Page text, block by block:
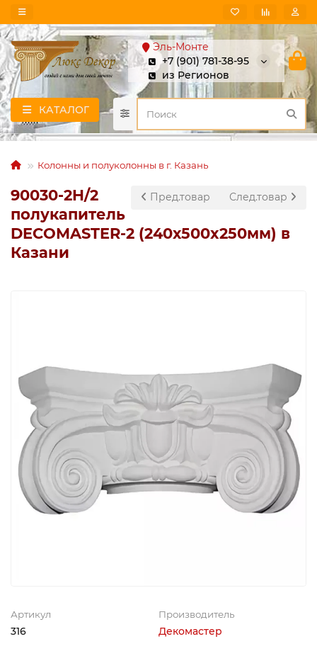
Эль-Монте
+7 (901) 781-38-95
из Регионов
КАТАЛОГ
Колонны и полуколонны в г. Казань
Пред.товар След.товар
90030-2H/2
полукапитель
DECOMASTER-2 (240х500x250мм) в
Казани
Артикул
316
Производитель
Декомастер